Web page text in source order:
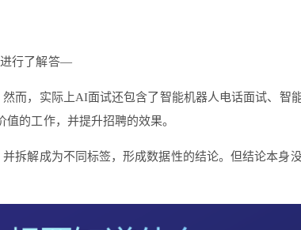
进行了解答—
而，实际上AI面试还包含了智能机器人电话面试、智
的工作，并提升招聘的效果。
拆解成为不同标签，形成数据性的结论。但结论本